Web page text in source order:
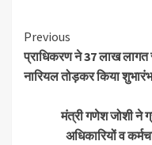
Continue
Reading
Previous
प्राधिकरण ने 37 लाख लागत
नारियल तोड़कर किया शुभारंभ
मंत्री गणेश जोशी ने
अधिकारियों व